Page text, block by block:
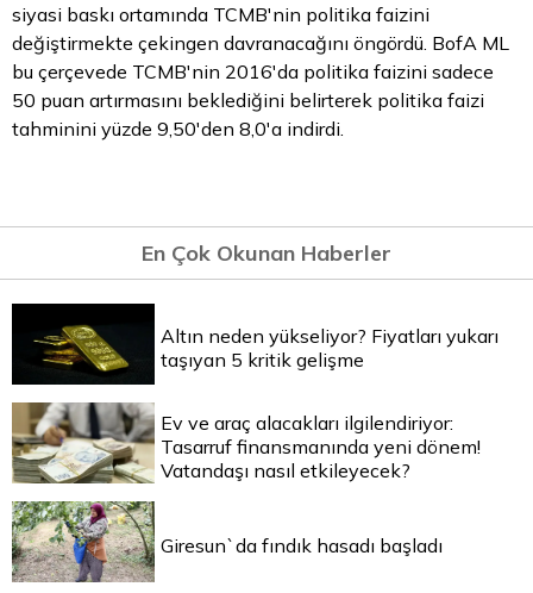
siyasi baskı ortamında TCMB'nin politika faizini
değiştirmekte çekingen davranacağını öngördü. BofA ML
bu çerçevede TCMB'nin 2016'da politika faizini sadece
50 puan artırmasını beklediğini belirterek politika faizi
tahminini yüzde 9,50'den 8,0'a indirdi.
En Çok Okunan Haberler
Altın neden yükseliyor? Fiyatları yukarı
taşıyan 5 kritik gelişme
Ev ve araç alacakları ilgilendiriyor:
Tasarruf finansmanında yeni dönem!
Vatandaşı nasıl etkileyecek?
Giresun`da fındık hasadı başladı